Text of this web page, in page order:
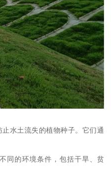
水土流失的植物种子。它们通
同的环境条件，包括干旱、贫